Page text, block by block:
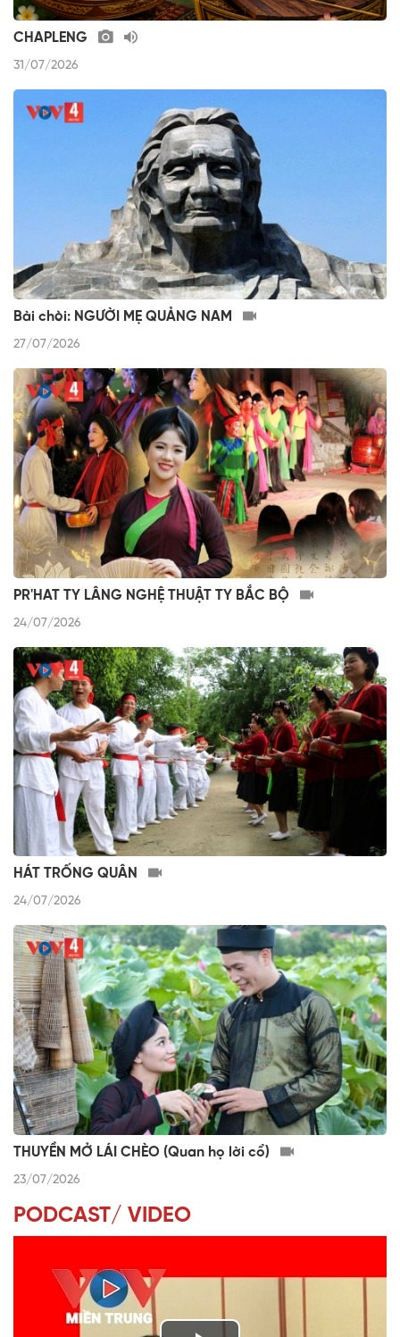
CHAPLENG
31/07/2026
Bài chòi: NGƯỜI MẸ QUẢNG NAM
27/07/2026
PR'HAT TY LÂNG NGHỆ THUẬT TY BẮC BỘ
24/07/2026
HÁT TRỐNG QUÂN
24/07/2026
THUYỀN MỞ LÁI CHÈO (Quan họ lời cổ)
23/07/2026
PODCAST/ VIDEO